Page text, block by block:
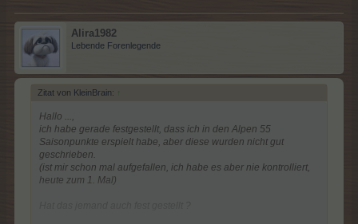
Alira1982
Lebende Forenlegende
Zitat von KleinBrain: ↑
Hallo ...,
ich habe gerade festgestellt, dass ich in den Alpen 55
Saisonpunkte erspielt habe, aber diese wurden nicht gut
geschrieben.
(ist mir schon mal aufgefallen, ich habe es aber nie kontrolliert,
heute zum 1. Mal)